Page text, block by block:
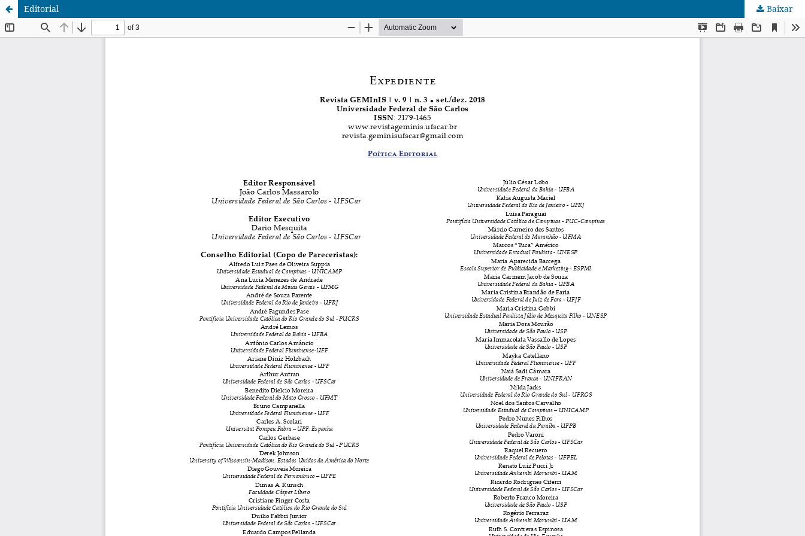
Editorial Baixar